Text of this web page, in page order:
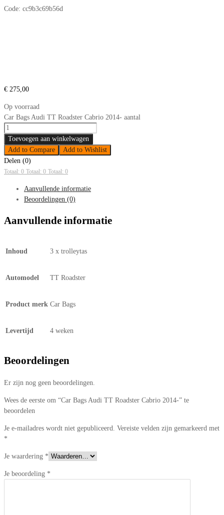
Code: cc9b3c69b56d
€ 275,00
Op voorraad
Car Bags Audi TT Roadster Cabrio 2014- aantal
Toevoegen aan winkelwagen
Add to Compare
Add to Wishlist
Delen (0)
Totaal: 0 Totaal: 0 Totaal: 0
Aanvullende informatie
Beoordelingen (0)
Aanvullende informatie
Inhoud 3 x trolleytas
Automodel TT Roadster
Product merk Car Bags
Levertijd 4 weken
Beoordelingen
Er zijn nog geen beoordelingen.
Wees de eerste om “Car Bags Audi TT Roadster Cabrio 2014-” te
beoordelen
Je e-mailadres wordt niet gepubliceerd. Vereiste velden zijn gemarkeerd met
*
Je waardering *
Je beoordeling *